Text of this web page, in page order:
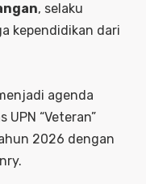
, selaku
kependidikan dari
agenda
“Veteran”
2026 dengan